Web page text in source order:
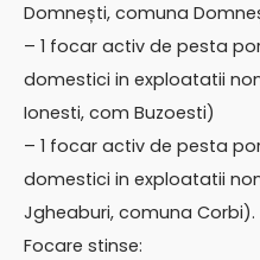
Domnești, comuna
– 1 focar activ de pesta
domestici in exploatatii
Ionesti, com Buzoesti)
– 1 focar activ de pesta
domestici in exploatatii
Jgheaburi, comuna Corbi).
Focare stinse: